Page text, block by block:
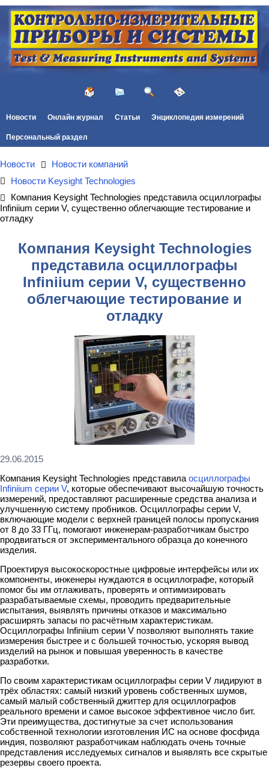
Новости Онлайн журнал Статьи Энциклопедия измерений
Персональный раздел
Новости
Новости компаний
Новости Keysight Technologies
Компания Keysight Technologies представила осциллографы
Infiniium серии V, существенно облегчающие тестирование и
отладку
Компания Keysight Technologies
представила осциллографы
Infiniium серии V, существенно
облегчающие тестирование и
отладку
29.06.2015
Компания Keysight Technologies представила осциллографы
Infiniium серии V, которые обеспечивают высочайшую точность
измерений, предоставляют расширенные средства анализа и
улучшенную систему пробников. Осциллографы серии V,
включающие модели с верхней границей полосы пропускания
от 8 до 33 ГГц, помогают инженерам-разработчикам быстро
продвигаться от экспериментального образца до конечного
изделия.
Проектируя высокоскоростные цифровые интерфейсы или их
компоненты, инженеры нуждаются в осциллографе, который
помог бы им отлаживать, проверять и оптимизировать
разрабатываемые схемы, проводить предварительные
испытания, выявлять причины отказов и максимально
расширять запасы по расчётным характеристикам.
Осциллографы Infiniium серии V позволяют выполнять такие
измерения быстрее и с большей точностью, ускоряя вывод
изделий на рынок и повышая уверенность в качестве
разработки.
По своим характеристикам осциллографы серии V лидируют в
трёх областях: самый низкий уровень собственных шумов,
самый малый собственный джиттер для осциллографов
реального времени и самое высокое эффективное число бит.
Эти преимущества, достигнутые за счет использования
собственной технологии изготовления ИС на основе фосфида
индия, позволяют разработчикам наблюдать очень точные
представления исследуемых сигналов и выявлять все скрытые
резервы своего проекта.